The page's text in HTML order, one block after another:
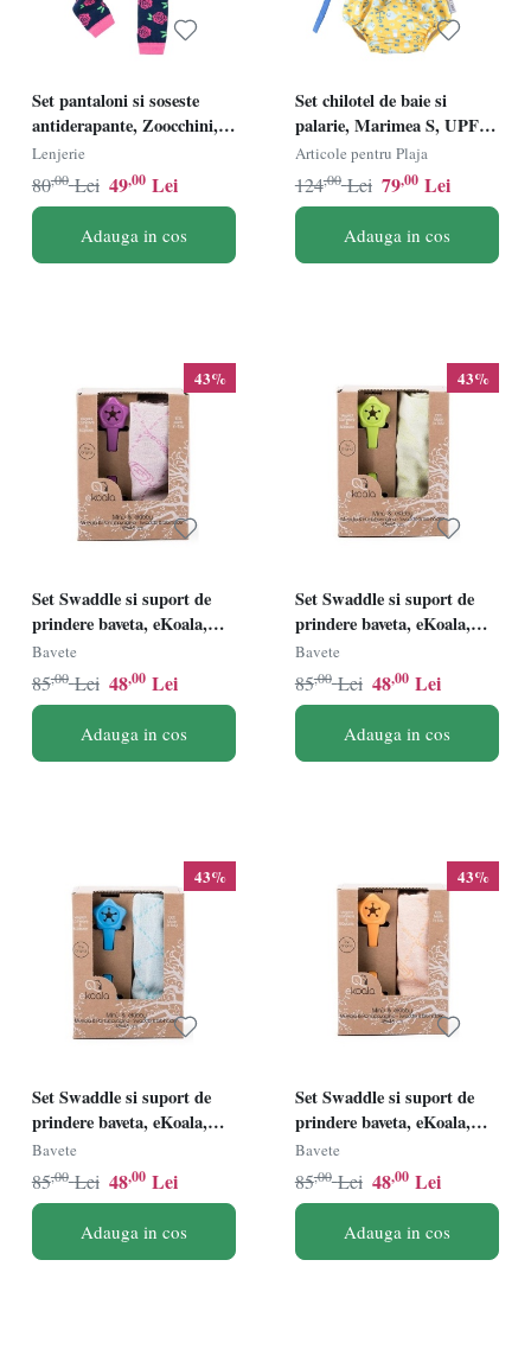
Set pantaloni si soseste
antiderapante, Zoocchini,
12-18 Luni, Bunny
Lenjerie
49,00 Lei
80,00 Lei
Adauga in cos
Set chilotel de baie si
palarie, Marimea S, UPF
50+, Zoocchini, Whale
Articole pentru Plaja
79,00 Lei
124,00 Lei
Adauga in cos
43%
Set Swaddle si suport de
prindere baveta, eKoala,
Purple
Bavete
48,00 Lei
85,00 Lei
Adauga in cos
43%
Set Swaddle si suport de
prindere baveta, eKoala,
Green
Bavete
48,00 Lei
85,00 Lei
Adauga in cos
43%
Set Swaddle si suport de
prindere baveta, eKoala,
Blue
Bavete
48,00 Lei
85,00 Lei
Adauga in cos
43%
Set Swaddle si suport de
prindere baveta, eKoala,
Orange
Bavete
48,00 Lei
85,00 Lei
Adauga in cos